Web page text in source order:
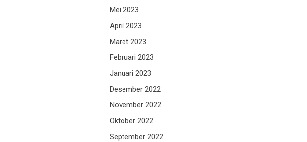
Mei 2023
April 2023
Maret 2023
Februari 2023
Januari 2023
Desember 2022
November 2022
Oktober 2022
September 2022